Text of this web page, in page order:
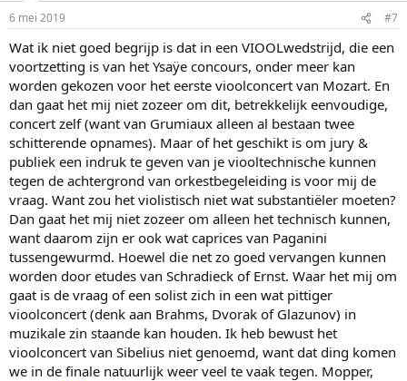
6 mei 2019 #7
Wat ik niet goed begrijp is dat in een VIOOLwedstrijd, die een
voortzetting is van het Ysaÿe concours, onder meer kan
worden gekozen voor het eerste vioolconcert van Mozart. En
dan gaat het mij niet zozeer om dit, betrekkelijk eenvoudige,
concert zelf (want van Grumiaux alleen al bestaan twee
schitterende opnames). Maar of het geschikt is om jury &
publiek een indruk te geven van je viooltechnische kunnen
tegen de achtergrond van orkestbegeleiding is voor mij de
vraag. Want zou het violistisch niet wat substantiëler moeten?
Dan gaat het mij niet zozeer om alleen het technisch kunnen,
want daarom zijn er ook wat caprices van Paganini
tussengewurmd. Hoewel die net zo goed vervangen kunnen
worden door etudes van Schradieck of Ernst. Waar het mij om
gaat is de vraag of een solist zich in een wat pittiger
vioolconcert (denk aan Brahms, Dvorak of Glazunov) in
muzikale zin staande kan houden. Ik heb bewust het
vioolconcert van Sibelius niet genoemd, want dat ding komen
we in de finale natuurlijk weer veel te vaak tegen. Mopper,